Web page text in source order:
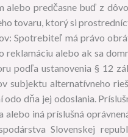
predčasne buď z
tovaru, ktorý si
Spotrebiteľ má právo
alebo ak sa
podľa ustanovenia § 12
alternatívneho
dňa jej odoslania.
iná príslušná
Slovenskej